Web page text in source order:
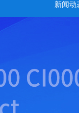
新闻动